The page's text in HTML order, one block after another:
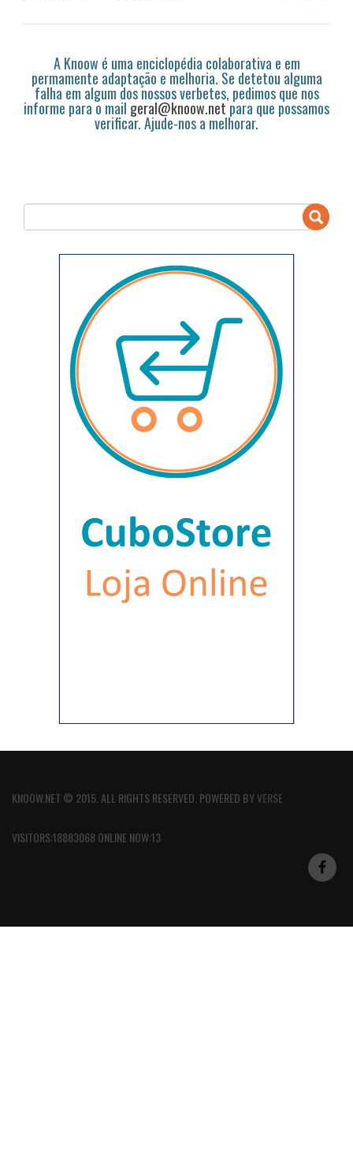
A Knoow é uma enciclopédia colaborativa e em
permamente adaptação e melhoria. Se detetou alguma
falha em algum dos nossos verbetes, pedimos que nos
informe para o mail geral@knoow.netpara que possamos
verificar. Ajude-nos a melhorar.
KNOOW.NET © 2015. ALL RIGHTS RESERVED. POWERED BYVERSE
VISITORS:18883068 ONLINE NOW:13